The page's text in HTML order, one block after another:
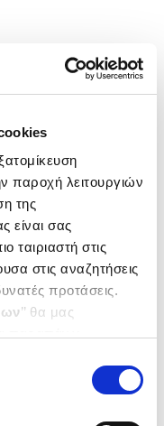
παροχή λειτουργιών
της
είναι σας
ταιριαστή στις
στις αναζητήσεις
προτάσεις.
’’ θα μας
τα παρακάτω με την
σχετικά με